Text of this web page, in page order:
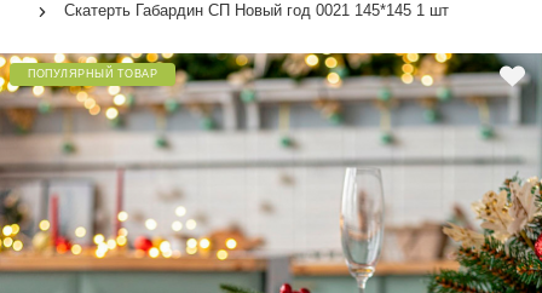
Скатерть Габардин СП Новый год 0021 145*145 1 шт
ПОПУЛЯРНЫЙ ТОВАР